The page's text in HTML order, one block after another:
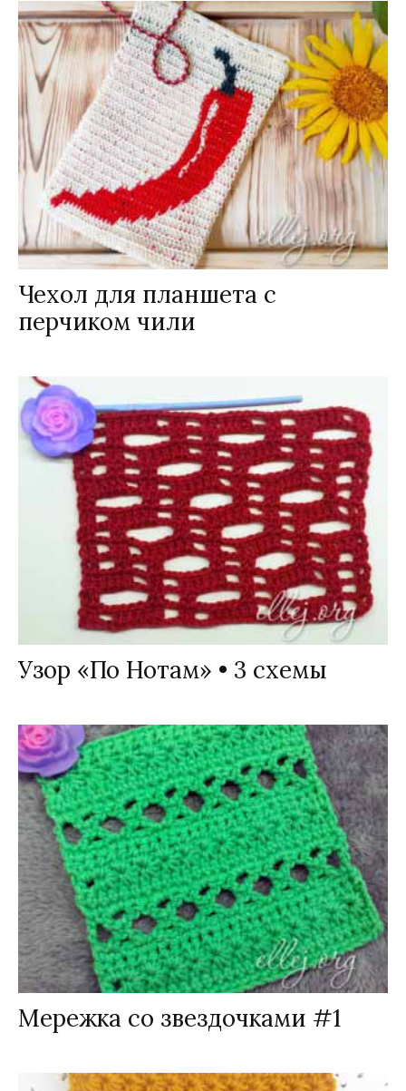
Чехол для планшета с
перчиком чили
Узор «По Нотам» • 3 схемы
Мережка со звездочками #1